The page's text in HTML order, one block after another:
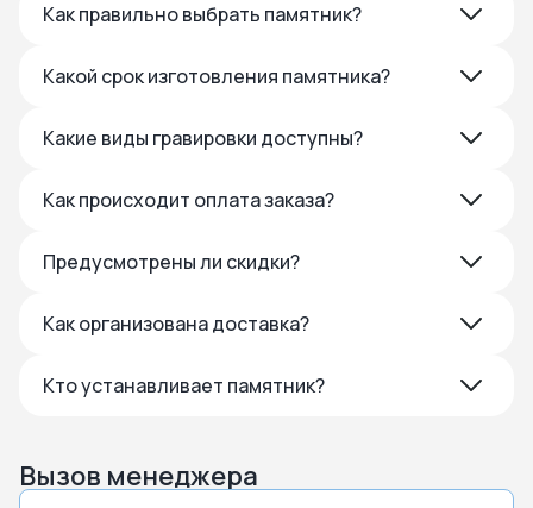
Как правильно выбрать памятник?
Какой срок изготовления памятника?
Какие виды гравировки доступны?
Как происходит оплата заказа?
Предусмотрены ли скидки?
Как организована доставка?
Кто устанавливает памятник?
Вызов менеджера